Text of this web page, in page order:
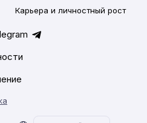
Карьера и личностный рост